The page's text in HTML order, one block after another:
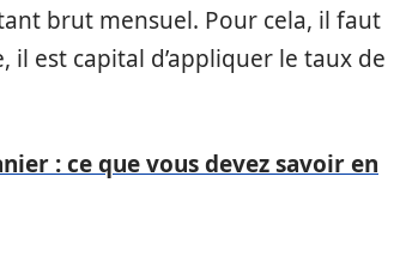
brut mensuel. Pour cela, il faut
il est capital d’appliquer le taux de
: ce que vous devez savoir en